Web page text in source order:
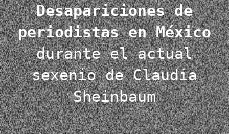
Desapariciones de
periodistas en México
durante el actual
sexenio de Claudia
Sheinbaum